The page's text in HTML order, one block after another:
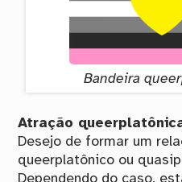
Bandeira
Atração
Desejo de formar um
queerplatônico ou
Dependendo do caso,